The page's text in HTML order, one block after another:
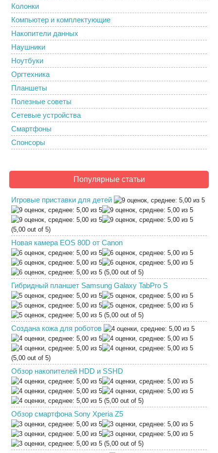
Колонки
Компьютер и комплектующие
Накопители данных
Наушники
Ноутбуки
Оргтехника
Планшеты
Полезные советы
Сетевые устройства
Смартфоны
Спонсоры
Популярные статьи
Игровые приставки для детей
(5,00 out of 5)
Новая камера EOS 80D от Canon
(5,00 out of 5)
Гибридный планшет Samsung Galaxy TabPro S
(5,00 out of 5)
Создана кожа для роботов
(5,00 out of 5)
Обзор накопителей HDD и SSHD
(5,00 out of 5)
Обзор смартфона Sony Xperia Z5
(5,00 out of 5)